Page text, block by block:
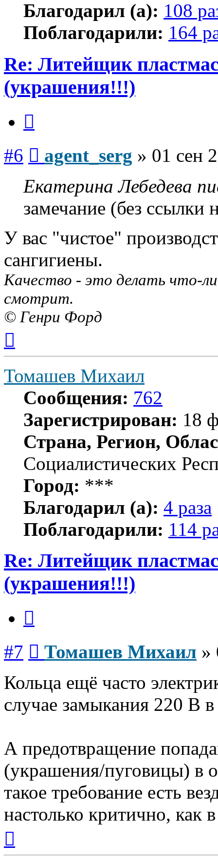
Благодарил (а): 108
Поблагодарили: 164
Re: Литейщик
(украшения!!!)
#6 agent_serg » 01 сен
Екатерина Лебедева
замечание (без ссылки
У вас "чистое"
сангигиены.
Качество - это делать что-
смотрит.
© Генри Форд
началу
Томашев Михаил
Сообщения: 762
Зарегистрирован: 18
Страна, Регион,
Социалистических
Город: ***
Благодарил (а): 4 раза
Поблагодарили: 114
Re: Литейщик
(украшения!!!)
#7 Томашев Михаил »
Кольца ещё часто
случае замыкания 220 В
А предотвращение
(украшения/пуговицы) в
такое требование есть
настолько критично, как
началу